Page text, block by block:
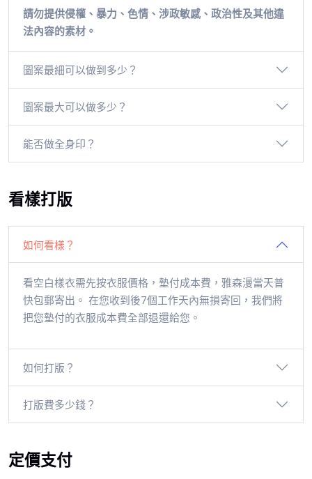
請勿提供侵權、暴力、色情、涉政敏感、政治性及其他違
法內容的素材。
圖案最細可以做到多少？
圖案最大可以做多少？
能否做全身印？
看樣打版
如何看樣？
看空白樣衣需先按衣服價格，墊付成本費，雅森漫當天普
快包郵寄出。 在您收到後7個工作天內無損寄回，我們將
把您墊付的衣服成本費全部退還給您。
如何打版？
打版費多少錢？
定價支付